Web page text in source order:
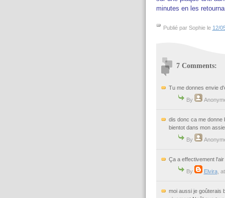
minutes en les
Publié par Sophie le 12/
7 Comments:
Tu me donnes envie
By
dis donc ca me donne
bientot dans mon
By
Ça a effectivement
By
Elvira,
moi aussi je goûterais